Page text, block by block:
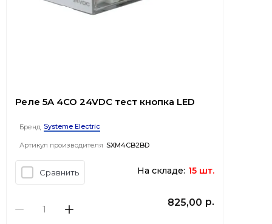
Реле 5A 4CO 24VDC тест кнопка LED
Бренд Systeme Electric
Артикул производителя SXM4CB2BD
Сравнить На складе: 15 шт.
825,00 р.